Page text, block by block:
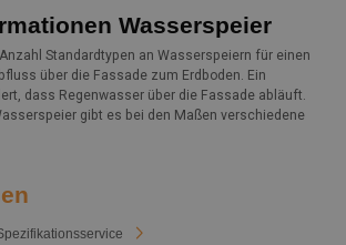
Ausbau
Wasserspeier
Standardtypen an Wasserspeiern für einen
über die Fassade zum Erdboden. Ein
dass Regenwasser über die Fassade abläuft.
gibt es bei den Maßen verschiedene